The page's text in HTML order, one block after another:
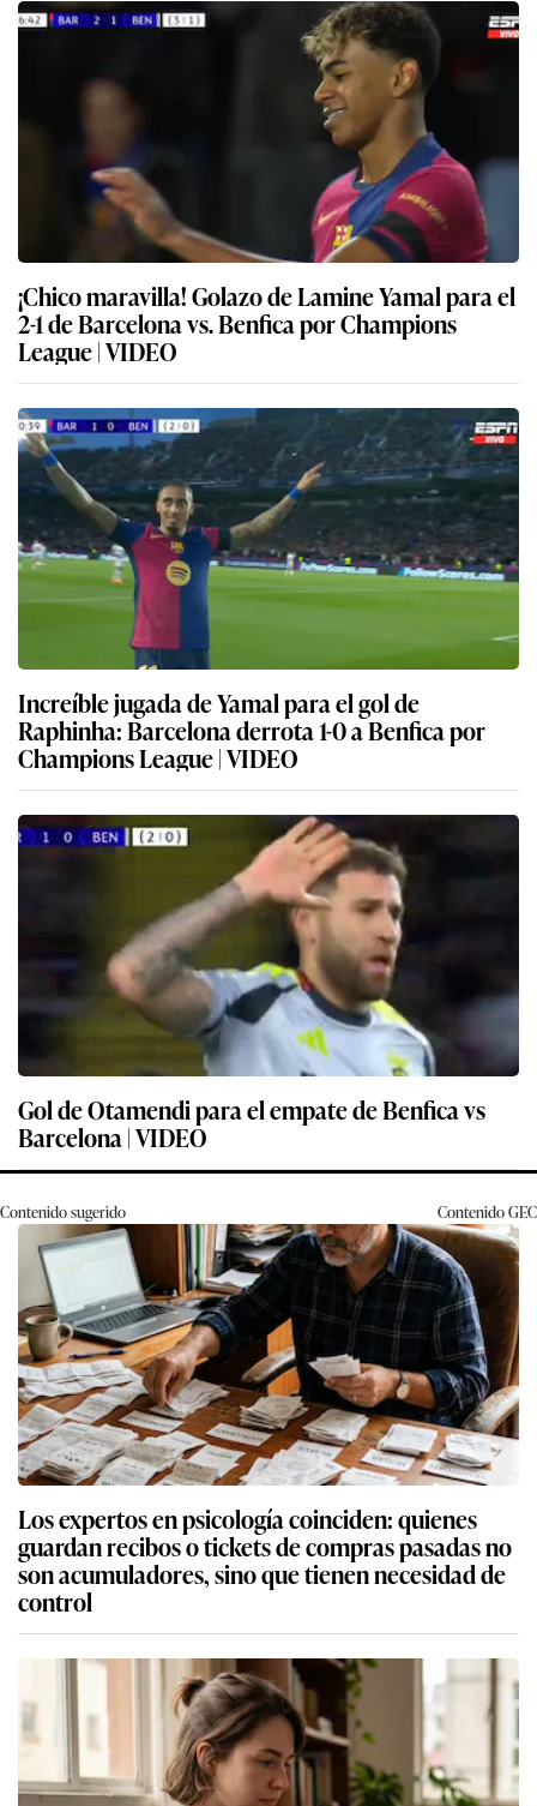
¡Chico maravilla! Golazo de Lamine Yamal para el
2-1 de Barcelona vs. Benfica por Champions
League | VIDEO
Increíble jugada de Yamal para el gol de
Raphinha: Barcelona derrota 1-0 a Benfica por
Champions League | VIDEO
Gol de Otamendi para el empate de Benfica vs
Barcelona | VIDEO
Contenido sugerido ContenidoGEC
Los expertos en psicología coinciden: quienes
guardan recibos o tickets de compras pasadas no
son acumuladores, sino que tienen necesidad de
control